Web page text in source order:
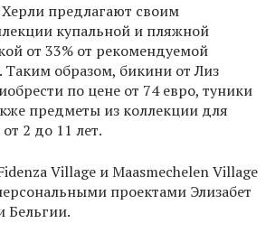
Херли предлагают своим
купальной и пляжной
от 33% от рекомендуемой
образом, бикини от Лиз
по цене от 74 евро, туники
предметы из коллекции для
2 до 11 лет.
Village и Maasmechelen Village
проектами Элизабет
Бельгии.